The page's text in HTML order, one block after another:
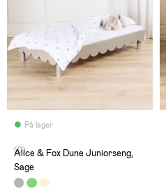
På lager
(0)
Alice & Fox Dune Juniorseng,
Sage